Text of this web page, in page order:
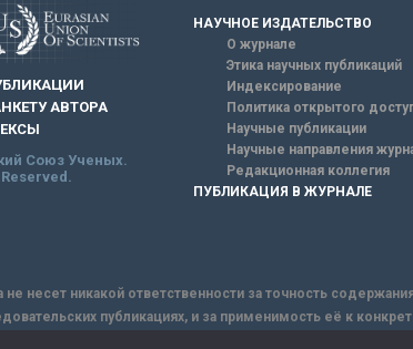
АВТОРА
Союз Ученых.
НАУЧНОЕ ИЗДАТЕЛЬСТВО
О журнале
Этика научных публикаций
Индексирование
Политика открытого
Научные публикации
Научные направления
Редакционная коллегия
ПУБЛИКАЦИЯ В ЖУРНАЛЕ
не несет никакой ответственности за точность
публикациях, и за применимость её к